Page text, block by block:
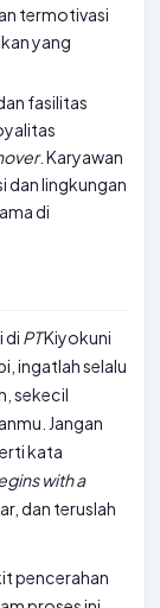
termotivasi
yang
fasilitas
. Karyawan
dan lingkungan
di
di PTKiyokuni
ingatlah selalu
sekecil
Jangan
kata
with a
dan teruslah
pencerahan